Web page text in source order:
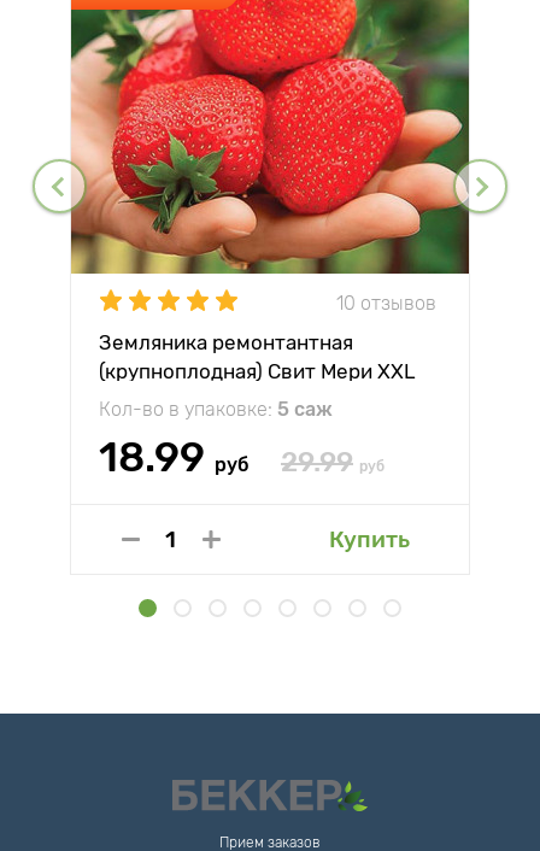
10 отзывов
Земляника ремонтантная
(крупноплодная) Свит Мери XXL
Кол-во в упаковке: 5 саж
18.99 руб 29.99 руб
Купить
Прием заказов